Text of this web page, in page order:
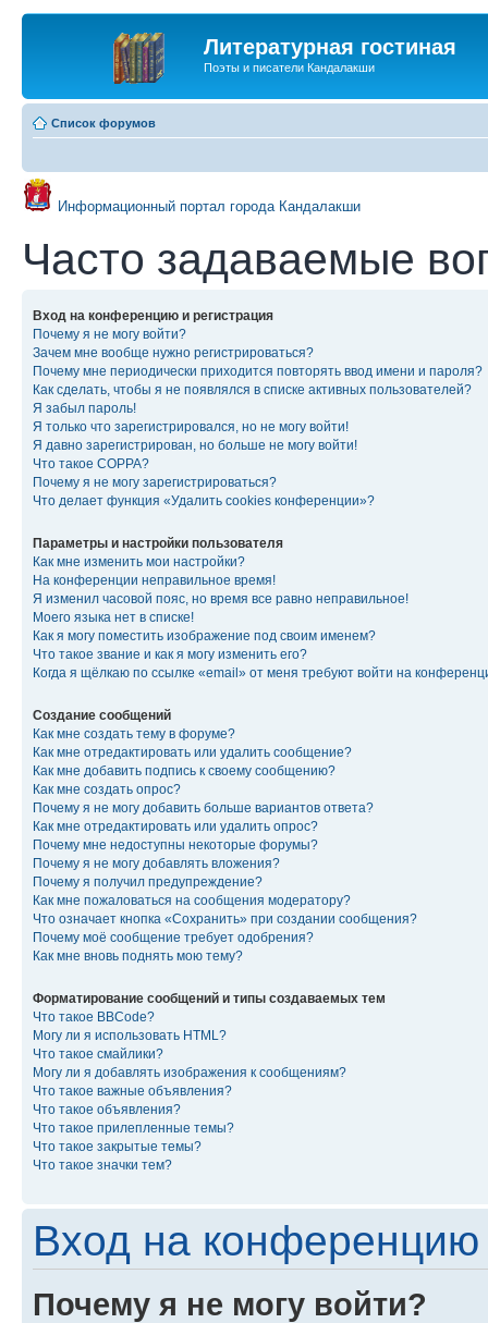
Литературная гостиная
Поэты и писатели Кандалакши
Список форумов
Информационный портал города Кандалакши
Часто задаваемые
Вход на конференцию и регистрация
Почему я не могу войти?
Зачем мне вообще нужно регистрироваться?
Почему мне периодически приходится повторять ввод имени и пароля?
Как сделать, чтобы я не появлялся в списке активных пользователей?
Я забыл пароль!
Я только что зарегистрировался, но не могу войти!
Я давно зарегистрирован, но больше не могу войти!
Что такое COPPA?
Почему я не могу зарегистрироваться?
Что делает функция «Удалить cookies конференции»?
Параметры и настройки пользователя
Как мне изменить мои настройки?
На конференции неправильное время!
Я изменил часовой пояс, но время все равно неправильное!
Моего языка нет в списке!
Как я могу поместить изображение под своим именем?
Что такое звание и как я могу изменить его?
Когда я щёлкаю по ссылке «email» от меня требуют войти на
Создание сообщений
Как мне создать тему в форуме?
Как мне отредактировать или удалить сообщение?
Как мне добавить подпись к своему сообщению?
Как мне создать опрос?
Почему я не могу добавить больше вариантов ответа?
Как мне отредактировать или удалить опрос?
Почему мне недоступны некоторые форумы?
Почему я не могу добавлять вложения?
Почему я получил предупреждение?
Как мне пожаловаться на сообщения модератору?
Что означает кнопка «Сохранить» при создании сообщения?
Почему моё сообщение требует одобрения?
Как мне вновь поднять мою тему?
Форматирование сообщений и типы создаваемых тем
Что такое BBCode?
Могу ли я использовать HTML?
Что такое смайлики?
Могу ли я добавлять изображения к сообщениям?
Что такое важные объявления?
Что такое объявления?
Что такое прилепленные темы?
Что такое закрытые темы?
Что такое значки тем?
Вход на конференцию
Почему я не могу войти?